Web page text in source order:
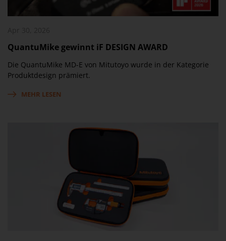
QuantuMike gewinnt iF DESIGN AWARD
Die QuantuMike MD-E von Mitutoyo wurde in der Kategorie
Produktdesign prämiert.
MEHR LESEN